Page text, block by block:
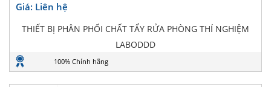
Giá: Liên hệ
THIẾT BỊ PHÂN PHỐI CHẤT TẨY RỬA PHÒNG THÍ NGHIỆM
LABODDD
100% Chính hãng